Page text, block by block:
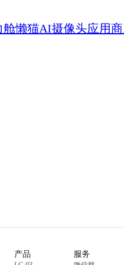
舱懒猫AI摄像头应用
产品 服务